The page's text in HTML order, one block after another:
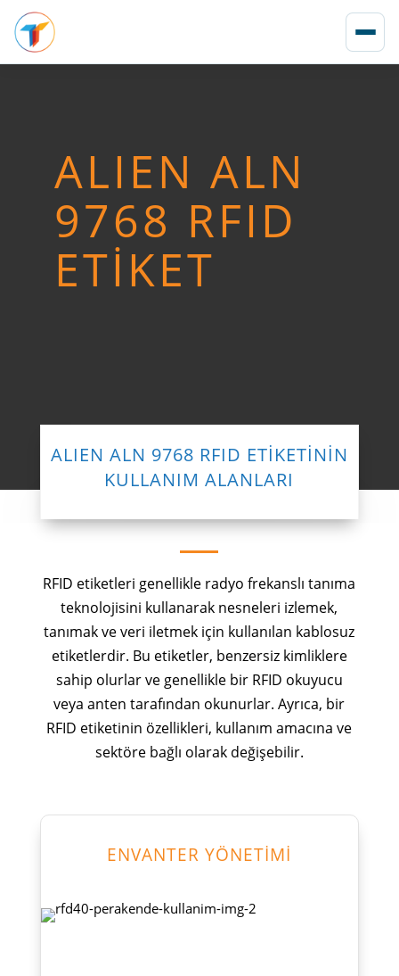
ALIEN ALN
9768 RFID
ETIKET
ALIEN ALN 9768 RFID ETİKETİNİN
KULLANIM ALANLARI
RFID etiketleri genellikle radyo frekanslı tanıma
teknolojisini kullanarak nesneleri izlemek,
tanımak ve veri iletmek için kullanılan kablosuz
etiketlerdir. Bu etiketler, benzersiz kimliklere
sahip olurlar ve genellikle bir RFID okuyucu
veya anten tarafından okunurlar. Ayrıca, bir
RFID etiketinin özellikleri, kullanım amacına ve
sektöre bağlı olarak değişebilir.
ENVANTER YÖNETİMİ